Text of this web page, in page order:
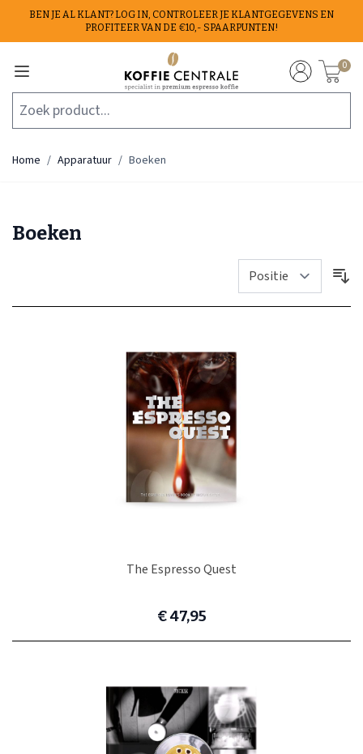
Ga naar de inhoud
BEN JE AL KLANT? LOG IN, CONTROLEER JE KLANTGEGEVENS EN
PROFITEER VAN DE €10,- SPAARPUNTEN!
Zoek product...
0
Home / Apparatuur / Boeken
Boeken
The Espresso Quest
€ 47,95